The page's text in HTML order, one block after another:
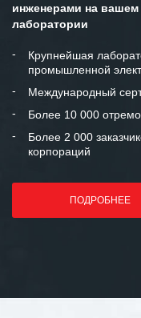
инженерами на
лаборатории
Крупнейшая
промышленной
Международный
Более 10 000
Более 2 000
корпораций
ПОДРОБНЕЕ